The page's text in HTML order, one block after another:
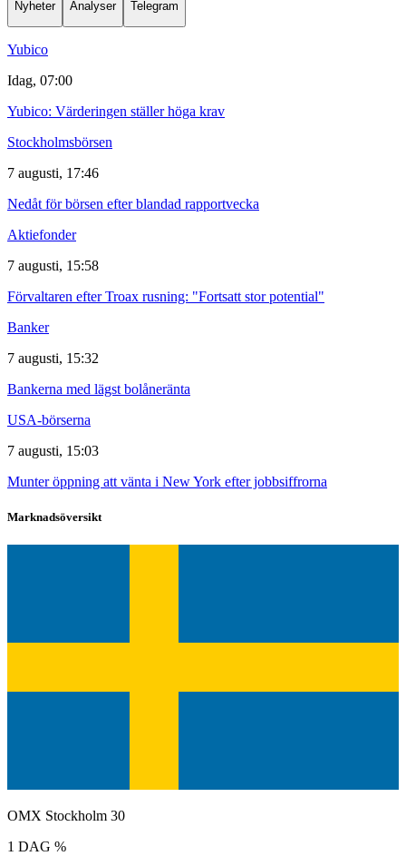
Nyheter Analyser Telegram
Yubico
Idag, 07:00
Yubico: Värderingen ställer höga krav
Stockholmsbörsen
7 augusti, 17:46
Nedåt för börsen efter blandad rapportvecka
Aktiefonder
7 augusti, 15:58
Förvaltaren efter Troax rusning: "Fortsatt stor potential"
Banker
7 augusti, 15:32
Bankerna med lägst bolåneränta
USA-börserna
7 augusti, 15:03
Munter öppning att vänta i New York efter jobbsiffrorna
Marknadsöversikt
OMX Stockholm 30
1 DAG %